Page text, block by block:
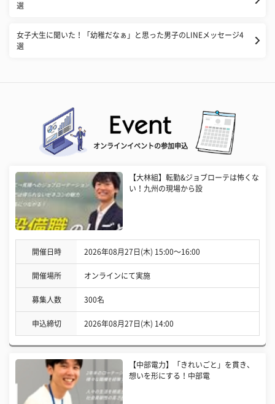
選
女子大生に聞いた！「幼稚だなぁ」と思った男子のLINEメッセージ4
選
オンラインイベントの参加申込
【大林組】転勤&ジョブローテは怖くな
い！九州の現場から設
開催日時 2026年08月27日(木) 15:00〜16:00
開催場所 オンラインにて実施
募集人数 300名
申込締切 2026年08月27日(木) 14:00
【中部電力】「きれいごと」を貫き、
想いを形にする！中部電